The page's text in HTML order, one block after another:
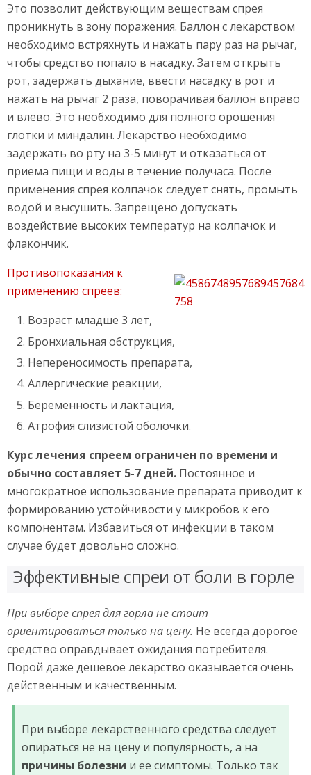
Это позволит действующим веществам спрея
проникнуть в зону поражения. Баллон с лекарством
необходимо встряхнуть и нажать пару раз на рычаг,
чтобы средство попало в насадку. Затем открыть
рот, задержать дыхание, ввести насадку в рот и
нажать на рычаг 2 раза, поворачивая баллон вправо
и влево. Это необходимо для полного орошения
глотки и миндалин. Лекарство необходимо
задержать во рту на 3-5 минут и отказаться от
приема пищи и воды в течение получаса. После
применения спрея колпачок следует снять, промыть
водой и высушить. Запрещено допускать
воздействие высоких температур на колпачок и
флакончик.
Противопоказания к
применению спреев:
Возраст младше 3 лет,
Бронхиальная обструкция,
Непереносимость препарата,
Аллергические реакции,
Беременность и лактация,
Атрофия слизистой оболочки.
Курс лечения спреем ограничен по времени и
обычно составляет 5-7 дней. Постоянное и
многократное использование препарата приводит к
формированию устойчивости у микробов к его
компонентам. Избавиться от инфекции в таком
случае будет довольно сложно.
Эффективные спреи от боли в горле
При выборе спрея для горла не стоит
ориентироваться только на цену. Не всегда дорогое
средство оправдывает ожидания потребителя.
Порой даже дешевое лекарство оказывается очень
действенным и качественным.
При выборе лекарственного средства следует
опираться не на цену и популярность, а на
причины болезни и ее симптомы. Только так